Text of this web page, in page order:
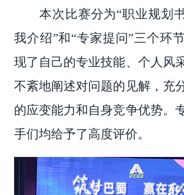
本次比赛分为“职业规划
我介绍”和“专家提问”三个环
现了自己的专业技能、个人风
不紊地阐述对问题的见解，充
的应变能力和自身竞争优势。
手们均给予了高度评价。